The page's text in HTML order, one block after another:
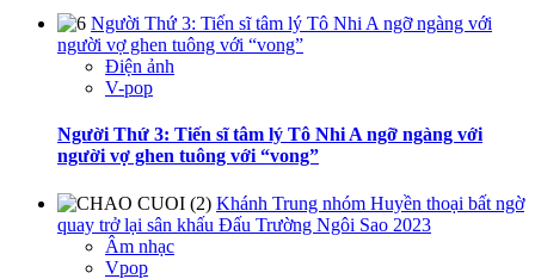
Người Thứ 3: Tiến sĩ tâm lý Tô Nhi A ngỡ ngàng với
người vợ ghen tuông với “vong”
Điện ảnh
V-pop
Người Thứ 3: Tiến sĩ tâm lý Tô Nhi A ngỡ ngàng với
người vợ ghen tuông với “vong”
Khánh Trung nhóm Huyền thoại bất ngờ
quay trở lại sân khấu Đấu Trường Ngôi Sao 2023
Âm nhạc
Vpop